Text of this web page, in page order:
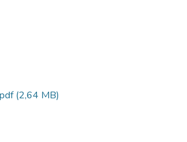
(2,64 MB)